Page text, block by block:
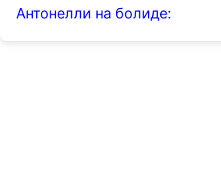
Антонелли на болиде: